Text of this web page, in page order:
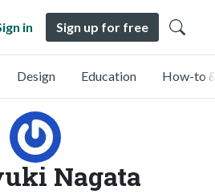
in Sign up for free
Design Education How-to
Nagata